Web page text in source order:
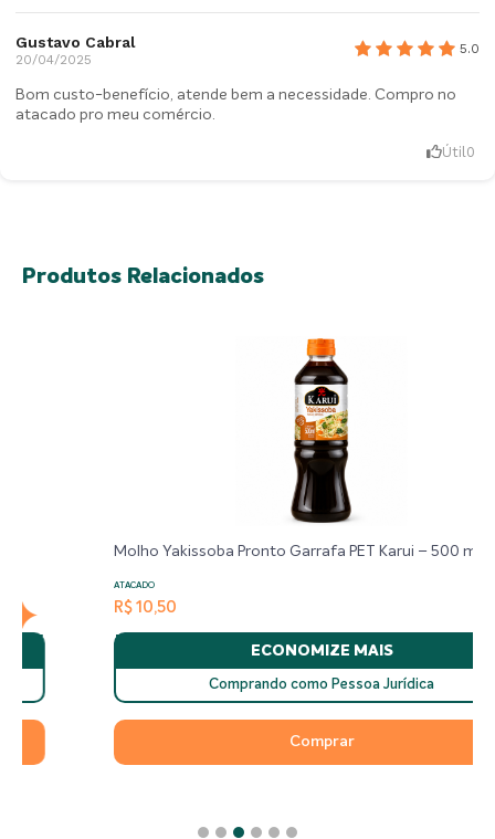
Gustavo Cabral
20/04/2025
5.0
Bom custo-benefício, atende bem a necessidade. Compro no
atacado pro meu comércio.
Útil 0
Produtos Relacionados
Molho Yakissoba Pronto Garrafa PET Karui – 500 ml
ECONOMIZE MAIS
Comprando como Pessoa Jurídica